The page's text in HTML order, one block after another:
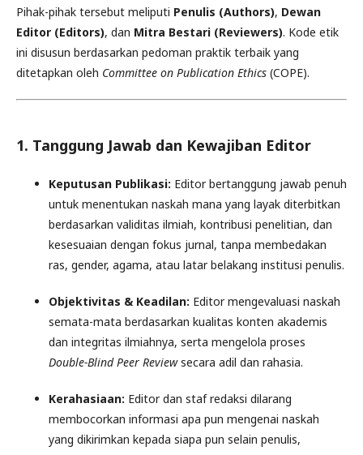
Pihak-pihak tersebut meliputi Penulis (Authors), Dewan
Editor (Editors), dan Mitra Bestari (Reviewers). Kode etik
ini disusun berdasarkan pedoman praktik terbaik yang
ditetapkan oleh Committee on Publication Ethics (COPE).
1. Tanggung Jawab dan Kewajiban Editor
Keputusan Publikasi: Editor bertanggung jawab penuh
untuk menentukan naskah mana yang layak diterbitkan
berdasarkan validitas ilmiah, kontribusi penelitian, dan
kesesuaian dengan fokus jurnal, tanpa membedakan
ras, gender, agama, atau latar belakang institusi penulis.
Objektivitas & Keadilan: Editor mengevaluasi naskah
semata-mata berdasarkan kualitas konten akademis
dan integritas ilmiahnya, serta mengelola proses
Double-Blind Peer Reviewsecara adil dan rahasia.
Kerahasiaan: Editor dan staf redaksi dilarang
membocorkan informasi apa pun mengenai naskah
yang dikirimkan kepada siapa pun selain penulis,